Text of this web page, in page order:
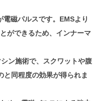
磁パルスです。EMSより
ができるため、インナーマ
ン施術で、スクワットや腹
同程度の効果が得られま